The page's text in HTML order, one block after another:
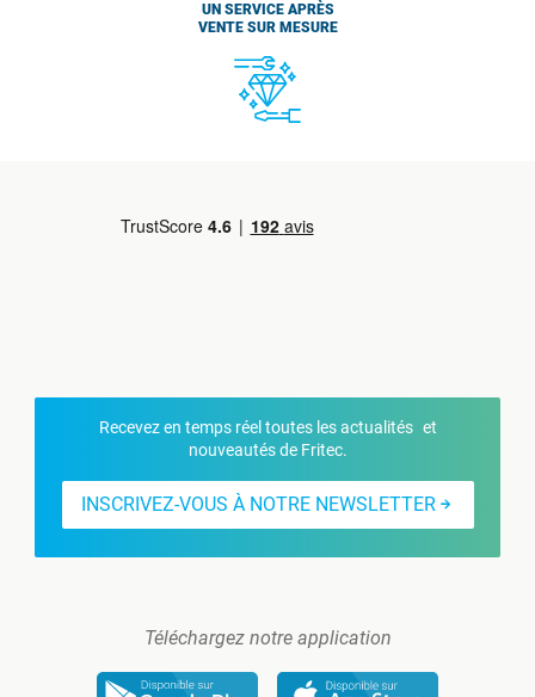
UN SERVICE APRÈS
VENTE SUR MESURE
Recevez en temps réel toutes les actualités et
nouveautés de Fritec.
INSCRIVEZ-VOUS À NOTRE NEWSLETTER
Téléchargez notre application